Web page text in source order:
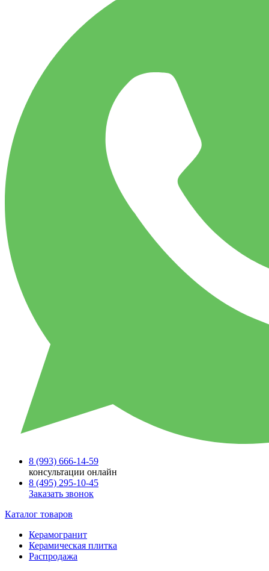
8 (993) 666-14-59
консультации онлайн
8 (495) 295-10-45
Заказать звонок
Каталог товаров
Керамогранит
Керамическая плитка
Распродажа